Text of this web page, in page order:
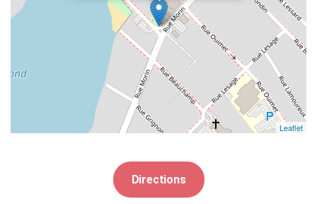
Leaflet
Directions